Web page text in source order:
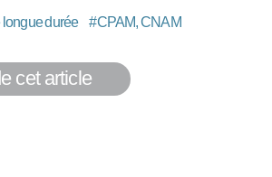
longue durée #CPAM, CNAM
cet article